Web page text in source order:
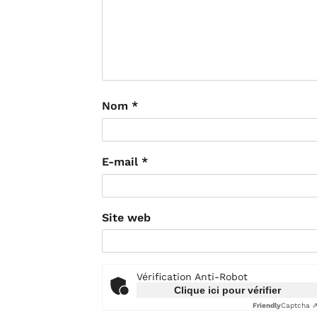
Nom *
E-mail *
Site web
Vérification Anti-Robot
Clique ici pour vérifier
FriendlyCaptcha ⇗